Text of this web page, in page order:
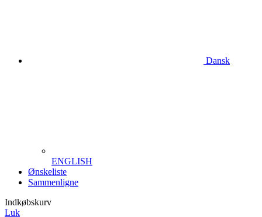
Dansk
ENGLISH
Ønskeliste
Sammenligne
Indkøbskurv
Luk